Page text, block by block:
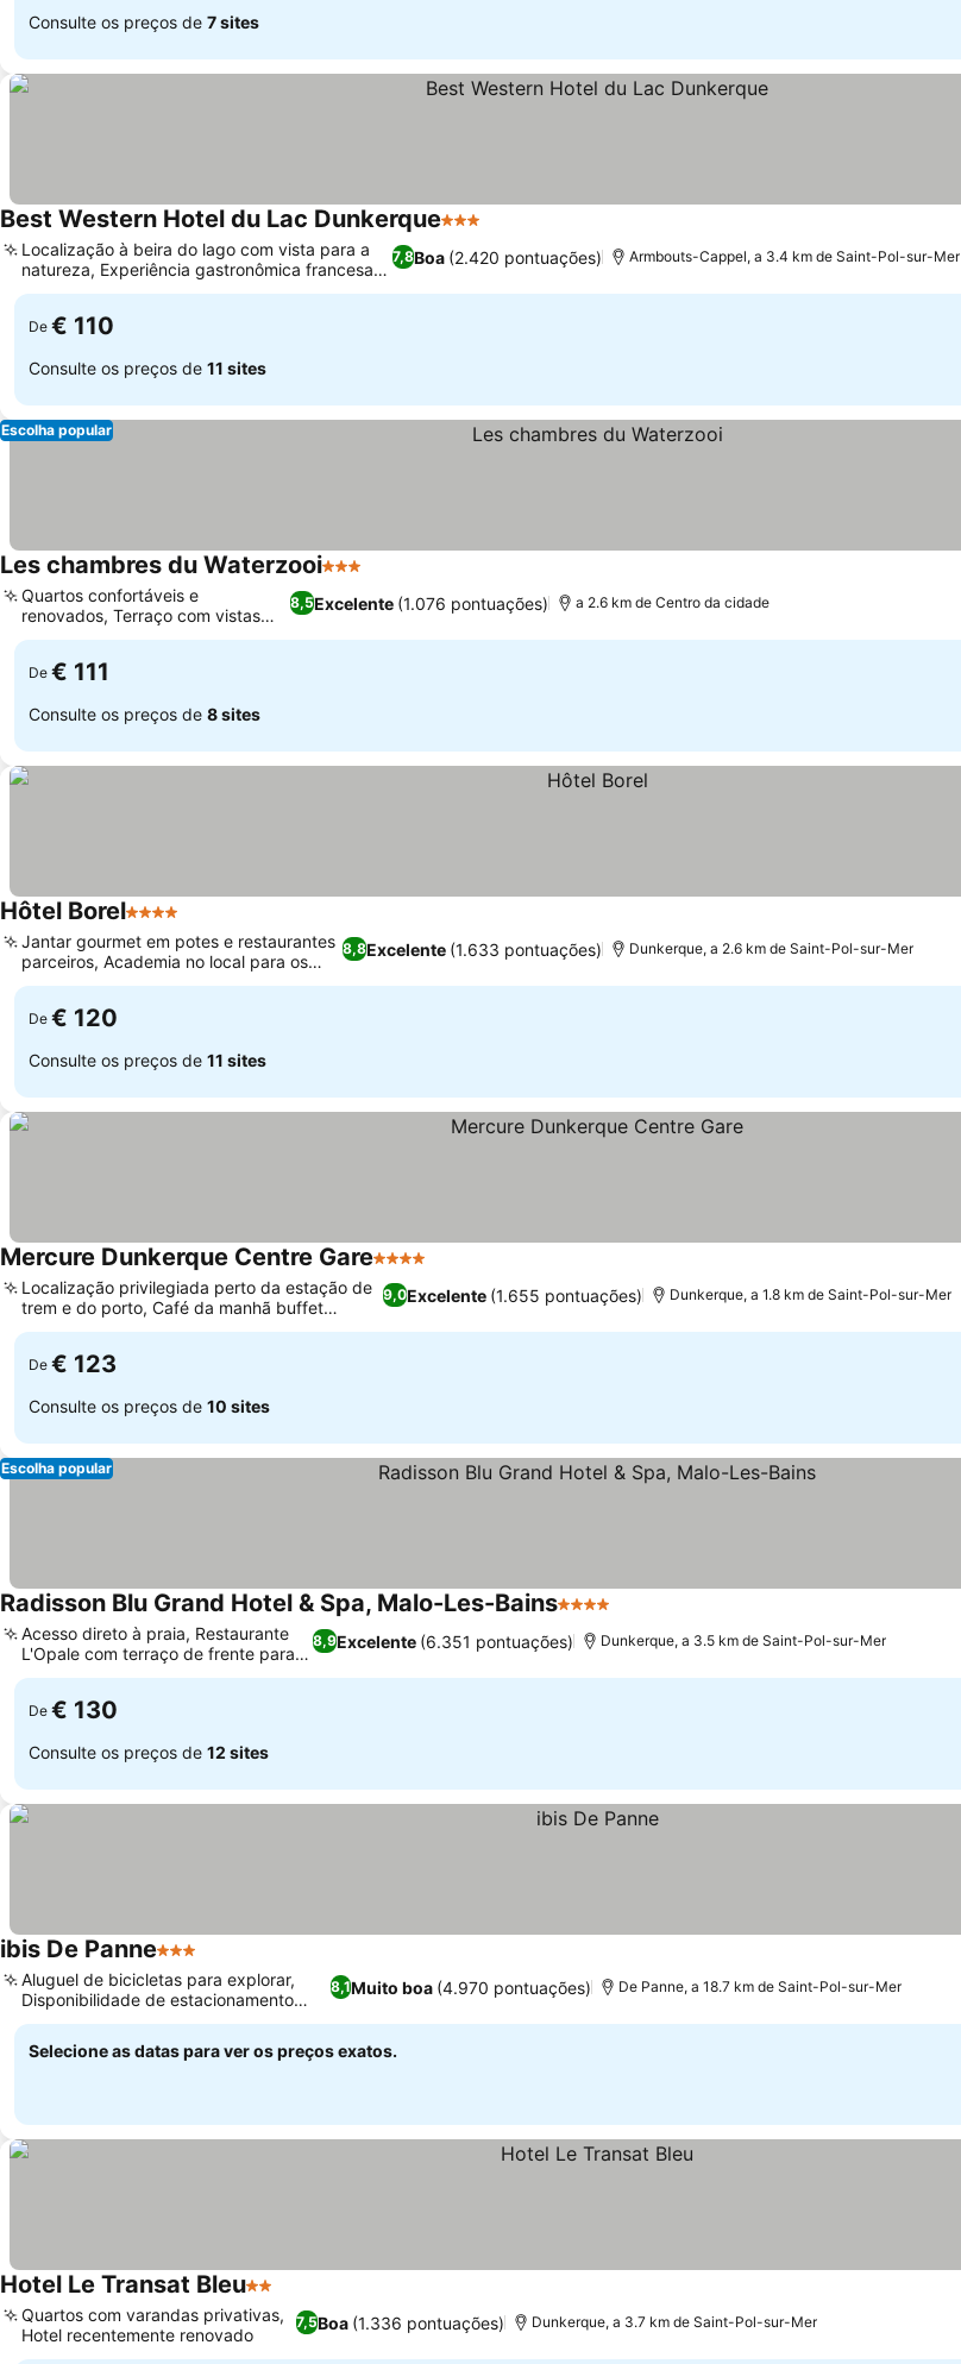
Consulte os preços de 7 sites
Best Western Hotel du Lac Dunkerque3 Estrelas
7,8Boa (2.420 pontuações)
Localização à beira do lago com vista para a
natureza, Experiência gastronômica francesa
tradicional
Armbouts-Cappel, a 3.4 km de Saint-Pol-sur-Mer
De € 110
Consulte os preços de 11 sites
Escolha popular
Les chambres du Waterzooi3 Estrelas
8,5Excelente (1.076 pontuações)
Quartos confortáveis e
renovados, Terraço com vistas
panorâmicas
a 2.6 km de Centro da cidade
De € 111
Consulte os preços de 8 sites
Hôtel Borel4 Estrelas
8,8Excelente (1.633 pontuações)
Jantar gourmet em potes e restaurantes
parceiros, Academia no local para os
hóspedes
Dunkerque, a 2.6 km de Saint-Pol-sur-Mer
De € 120
Consulte os preços de 11 sites
Mercure Dunkerque Centre Gare4 Estrelas
9,0Excelente (1.655 pontuações)
Localização privilegiada perto da estação de
trem e do porto, Café da manhã buffet
excepcional e variado
Dunkerque, a 1.8 km de Saint-Pol-sur-Mer
De € 123
Consulte os preços de 10 sites
Escolha popular
Radisson Blu Grand Hotel & Spa, Malo-Les-Bains4 Estrelas
8,9Excelente (6.351 pontuações)
Acesso direto à praia, Restaurante
L'Opale com terraço de frente para o
mar
Dunkerque, a 3.5 km de Saint-Pol-sur-Mer
De € 130
Consulte os preços de 12 sites
ibis De Panne3 Estrelas
8,1Muito boa (4.970 pontuações)
Aluguel de bicicletas para explorar,
Disponibilidade de estacionamento
subterrâneo
De Panne, a 18.7 km de Saint-Pol-sur-Mer
Selecione as datas para ver os preços exatos.
Hotel Le Transat Bleu2 Estrelas
7,5Boa (1.336 pontuações)
Quartos com varandas privativas,
Hotel recentemente renovado
Dunkerque, a 3.7 km de Saint-Pol-sur-Mer